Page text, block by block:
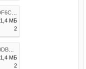
1,4 МБ
2
1,4 МБ
2